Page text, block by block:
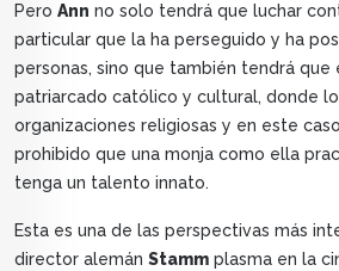
Pero Ann no solo tendrá que luchar
particular que la ha perseguido y ha
personas, sino que también tendrá que
patriarcado católico y cultural, donde
organizaciones religiosas y en este
prohibido que una monja como ella
tenga un talento innato.
Esta es una de las perspectivas más
director alemán Stamm plasma en la